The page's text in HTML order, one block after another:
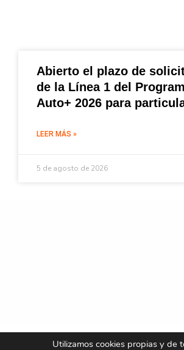
Abierto el plazo de
de la Línea 1 del
Auto+ 2026 para
LEER MÁS »
5 de agosto de 2026
Utilizamos cookies propias y de